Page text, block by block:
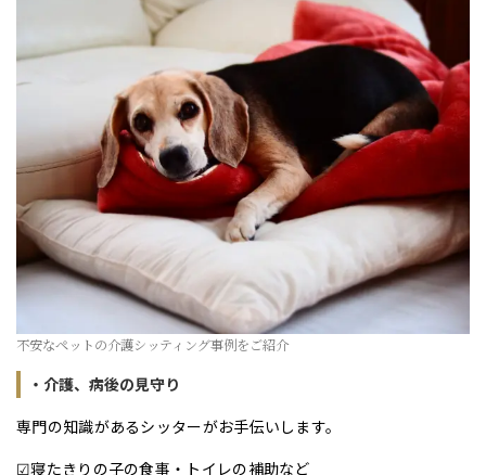
不安なペットの介護シッティング事例をご紹介
・介護、病後の見守り
専門の知識があるシッターがお手伝いします。
☑寝たきりの子の食事・トイレの補助など